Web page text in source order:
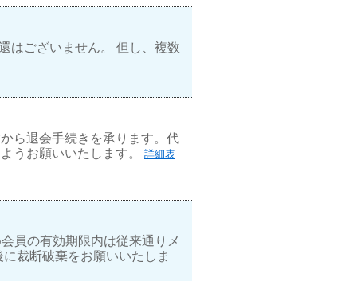
はございません。 但し、複数
ら退会手続きを承ります。代
うお願いいたします。 詳細表
員の有効期限内は従来通りメ
裁断破棄をお願いいたしま